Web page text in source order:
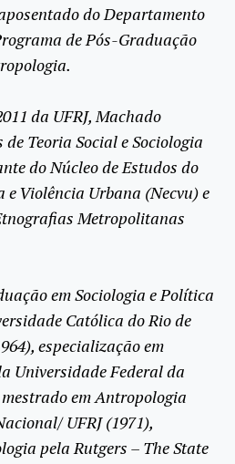
do Departamento
de Pós-Graduação
da UFRJ, Machado
Teoria Social e Sociologia
do Núcleo de Estudos do
e Violência Urbana (Necvu) e
Metropolitanas
em Sociologia e Política
Católica do Rio de
especialização em
Universidade Federal da
em Antropologia
UFRJ (1971),
pela Rutgers – The State